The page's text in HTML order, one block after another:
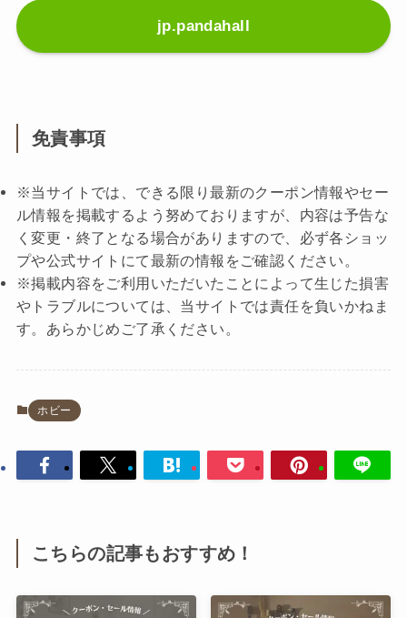
jp.pandahall
免責事項
※当サイトでは、できる限り最新のクーポン情報やセー
ル情報を掲載するよう努めておりますが、内容は予告な
く変更・終了となる場合がありますので、必ず各ショッ
プや公式サイトにて最新の情報をご確認ください。
※掲載内容をご利用いただいたことによって生じた損害
やトラブルについては、当サイトでは責任を負いかねま
す。あらかじめご了承ください。
ホビー
こちらの記事もおすすめ！